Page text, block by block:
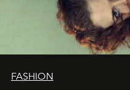
FASHION